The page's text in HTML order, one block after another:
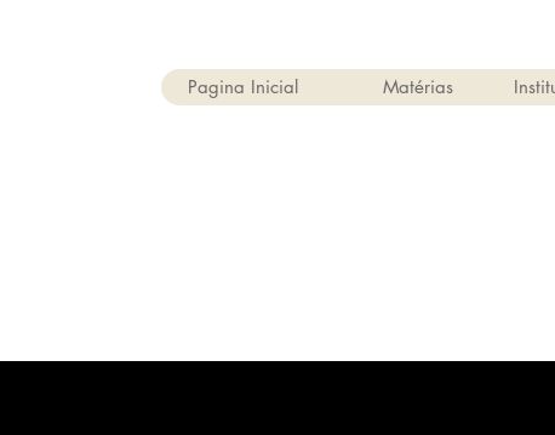
Pagina Inicial Matérias